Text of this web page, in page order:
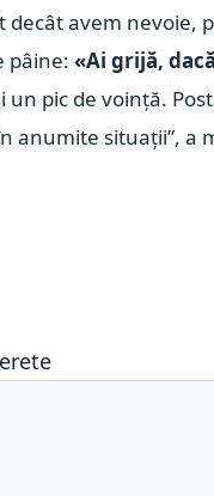
avem nevoie,
pâine: «Ai grijă,
un pic de voință.
anumite situații”,